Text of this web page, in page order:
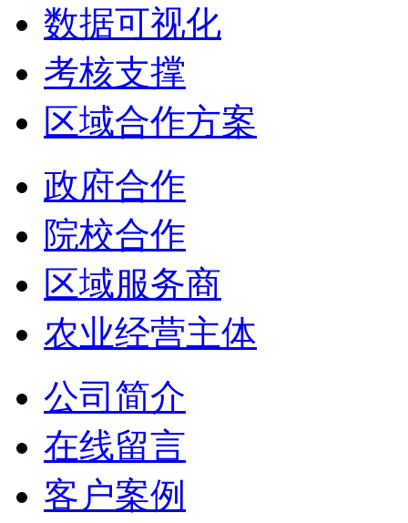
数据可视化
考核支撑
区域合作方案
政府合作
院校合作
区域服务商
农业经营主体
公司简介
在线留言
客户案例